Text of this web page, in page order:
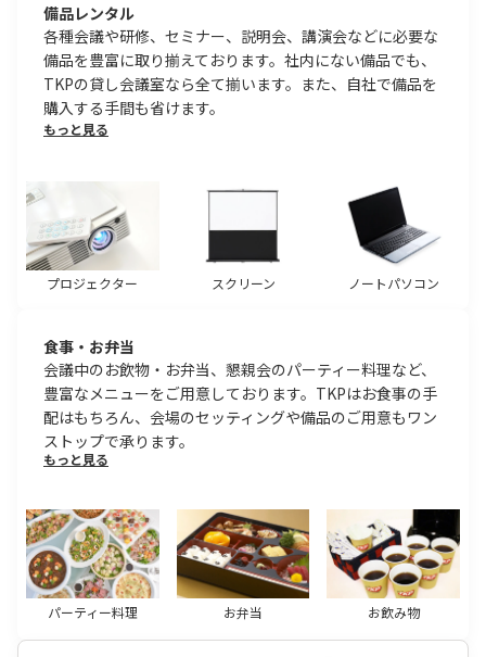
備品レンタル
各種会議や研修、セミナー、説明会、講演会などに必要な
備品を豊富に取り揃えております。社内にない備品でも、
TKPの貸し会議室なら全て揃います。また、自社で備品を
購入する手間も省けます。
もっと見る
プロジェクター スクリーン ノートパソコン
食事・お弁当
会議中のお飲物・お弁当、懇親会のパーティー料理など、
豊富なメニューをご用意しております。TKPはお食事の手
配はもちろん、会場のセッティングや備品のご用意もワン
ストップで承ります。
もっと見る
パーティー料理 お弁当 お飲み物